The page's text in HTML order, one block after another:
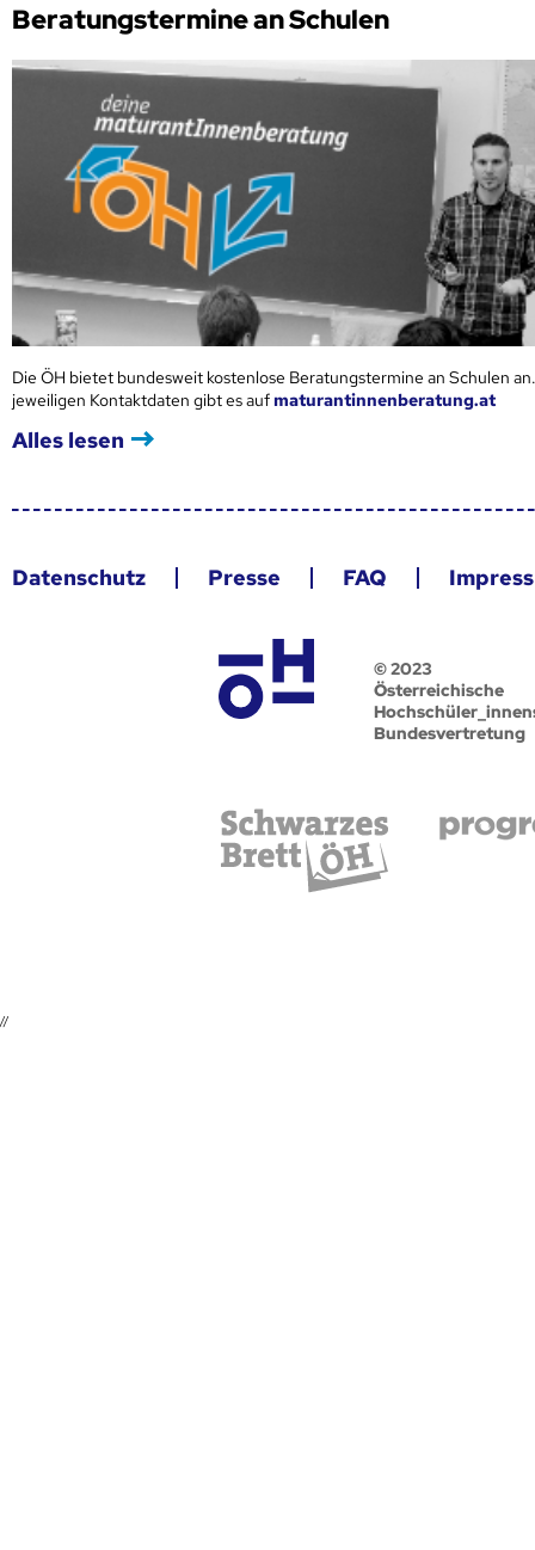
Beratungstermine an Schulen
Die ÖH bietet bundesweit kostenlose Beratungstermine an Schulen
jeweiligen Kontaktdaten gibt es aufmaturantinnenberatung.at
Alles lesen
Datenschutz Presse FAQ
© 2023
Österreichische
Bundesvertretung
//